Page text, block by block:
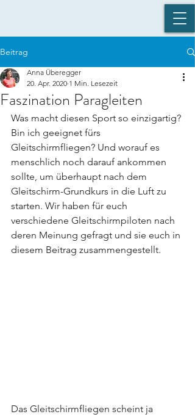
Beitrag
Faszination Paragleiten
Anna Überegger
20. Apr. 2020 1 Min. Lesezeit
Was macht diesen Sport so einzigartig?
Bin ich geeignet fürs
Gleitschirmfliegen? Und worauf es
menschlich noch darauf ankommen
sollte, um überhaupt nach dem
Gleitschirm-Grundkurs in die Luft zu
starten. Wir haben für euch
verschiedene Gleitschirmpiloten nach
deren Meinung gefragt und sie euch in
diesem Beitrag zusammengestellt.
Das Gleitschirmfliegen scheint ja